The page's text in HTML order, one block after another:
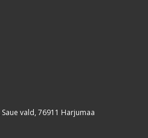
vald, 76911 Harjumaa